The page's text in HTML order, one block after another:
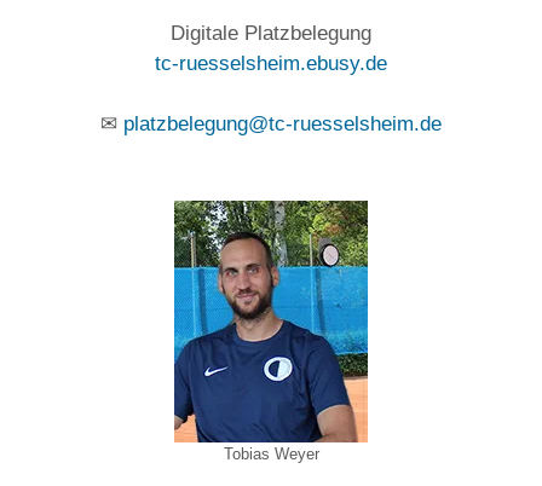
Digitale Platzbelegung
tc-ruesselsheim.ebusy.de
✉ platzbelegung@tc-ruesselsheim.de
Tobias Weyer